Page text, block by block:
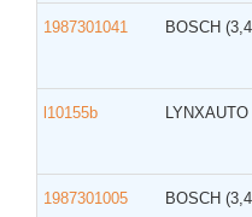
1987301041 BOSCH
l10155b LYNXAUTO
1987301005 BOSCH